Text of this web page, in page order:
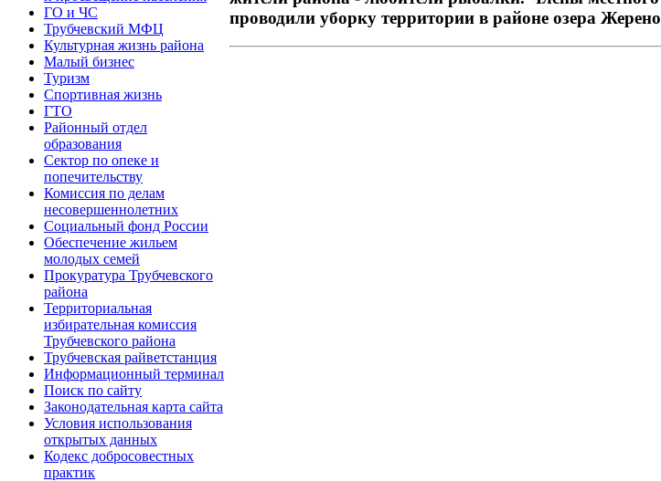
ГО и ЧС
Трубчевский МФЦ
Культурная жизнь района
Малый бизнес
Туризм
Спортивная жизнь
ГТО
Районный отдел
образования
Сектор по опеке и
попечительству
Комиссия по делам
несовершеннолетних
Социальный фонд России
Обеспечение жильем
молодых семей
Прокуратура Трубчевского
района
Территориальная
избирательная комиссия
Трубчевского района
Трубчевская райветстанция
Информационный терминал
Поиск по сайту
Законодательная карта сайта
Условия использования
открытых данных
Кодекс добросовестных
практик
проводили уборку территории в районе озера